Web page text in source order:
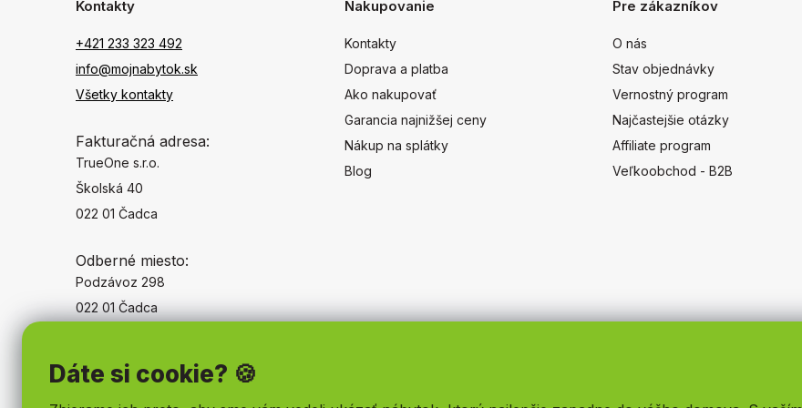
Dáte si cookie? 🍪
Kontakty
+421 233 323 492
info@mojnabytok.sk
Všetky kontakty
Fakturačná adresa:
TrueOne s.r.o.
Školská 40
022 01 Čadca
Odberné miesto:
Podzávoz 298
022 01 Čadca
Nakupovanie
Kontakty
Doprava a platba
Ako nakupovať
Garancia najnižšej ceny
Nákup na splátky
Blog
Pre zákazníkov
O nás
Stav objednávky
Vernostný program
Najčastejšie otázky
Affiliate program
Veľkoobchod - B2B